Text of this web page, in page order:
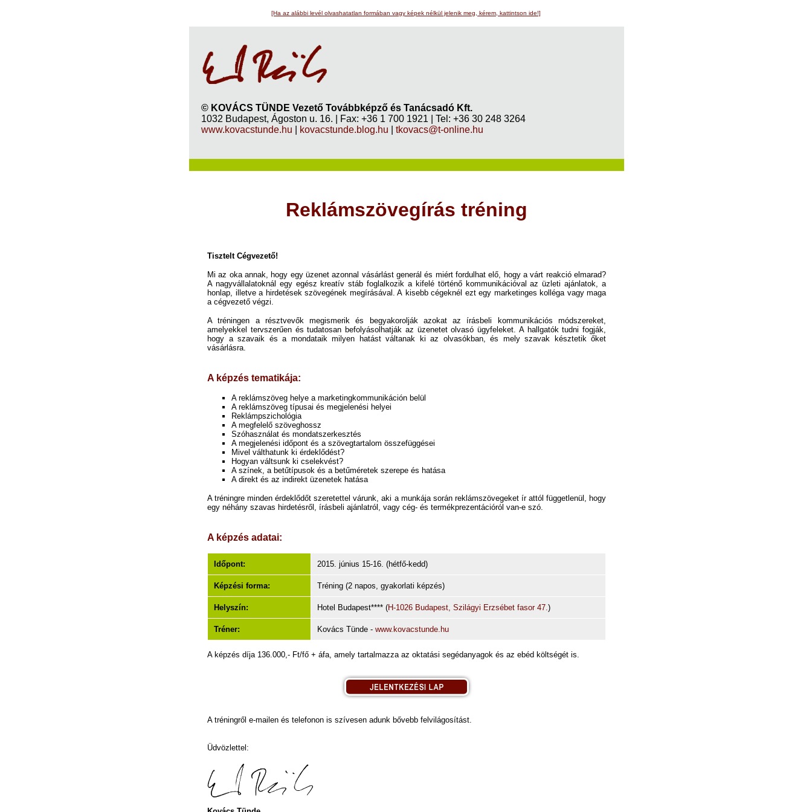
[Ha az alábbi levél olvashatatlan formában vagy képek nélkül jelenik meg, kérem, kattintson ide!]
© KOVÁCS TÜNDE Vezető Továbbképző és Tanácsadó Kft.
1032 Budapest, Ágoston u. 16. | Fax: +36 1 700 1921 | Tel: +36 30 248 3264
www.kovacstunde.hu
kovacstunde.blog.hu tkovacs@t-online.hu
Reklámszövegírás tréning
Tisztelt Cégvezető!
Mi az oka annak, hogy egy üzenet azonnal vásárlást generál és miért fordulhat elő, hogy a várt reakció elmarad?
A nagyvállalatoknál egy egész kreatív stáb foglalkozik a kifelé történő kommunikációval az üzleti ajánlatok, a
honlap, illetve a hirdetések szövegének megírásával. A kisebb cégeknél ezt egy marketinges kolléga vagy maga
a cégvezető végzi.
A tréningen a résztvevők megismerik és begyakorolják azokat az írásbeli kommunikációs módszereket,
amelyekkel tervszerűen és tudatosan befolyásolhatják az üzenetet olvasó ügyfeleket. A hallgatók tudni fogják,
hogy a szavaik és a mondataik milyen hatást váltanak ki az olvasókban, és mely szavak késztetik őket
vásárlásra.
A képzés tematikája:
A reklámszöveg helye a marketingkommunikáción belül
A reklámszöveg típusai és megjelenési helyei
Reklámpszichológia
A megfelelő szöveghossz
Szóhasználat és mondatszerkesztés
A megjelenési időpont és a szövegtartalom összefüggései
Mivel válthatunk ki érdeklődést?
Hogyan váltsunk ki cselekvést?
A színek, a betűtípusok és a betűméretek szerepe és hatása
A direkt és az indirekt üzenetek hatása
A tréningre minden érdeklődőt szeretettel várunk, aki a munkája során reklámszövegeket ír attól függetlenül, hogy
egy néhány szavas hirdetésről, írásbeli ajánlatról, vagy cég- és termékprezentációról van-e szó.
A képzés adatai:
Időpont: 2015. június 15-16. (hétfő-kedd)
Képzési forma: Tréning (2 napos, gyakorlati képzés)
Helyszín: Hotel Budapest**** (H-1026 Budapest, Szilágyi Erzsébet fasor 47.)
Tréner: Kovács Tünde - www.kovacstunde.hu
A képzés díja 136.000,- Ft/fő + áfa, amely tartalmazza az oktatási segédanyagok és az ebéd költségét is.
A tréningről e-mailen és telefonon is szívesen adunk bővebb felvilágosítást.
Üdvözlettel: